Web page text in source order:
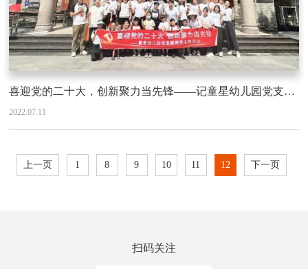
喜迎党的二十大，创新聚力当先锋——记童星幼儿园党支部党建活动
2022.07.11
上一页 1 8 9 10 11 12 下一页
扫码关注